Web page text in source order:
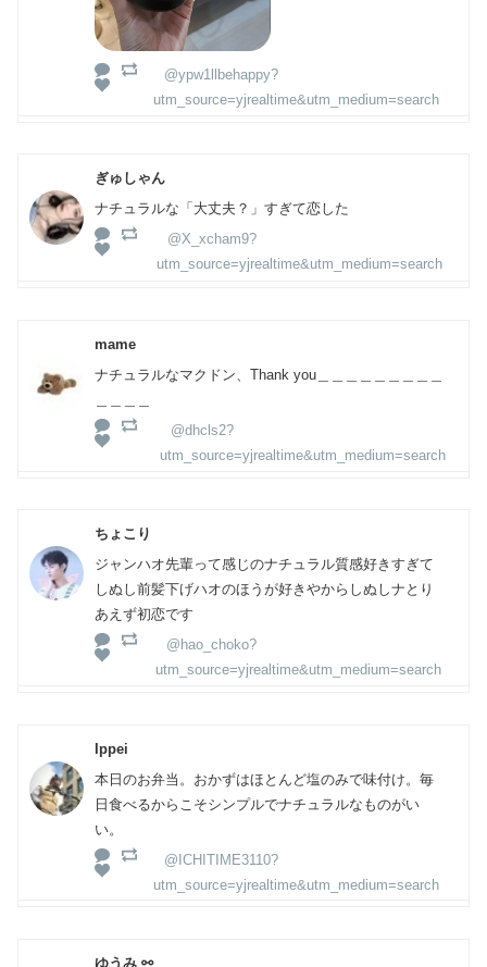
@ypw1llbehappy?
utm_source=yjrealtime&utm_medium=search
ぎゅしゃん
ナチュラルな「大丈夫？」すぎて恋した
@X_xcham9?
utm_source=yjrealtime&utm_medium=search
mame
ナチュラルなマクドン、Thank you＿＿＿＿＿＿＿＿＿
@dhcls2?
utm_source=yjrealtime&utm_medium=search
ちょこり
ジャンハオ先輩って感じのナチュラル質感好きすぎて
しぬし前髪下げハオのほうが好きやからしぬしナとり
あえず初恋です
@hao_choko?
utm_source=yjrealtime&utm_medium=search
Ippei
本日のお弁当。おかずはほとんど塩のみで味付け。毎
日食べるからこそシンプルでナチュラルなものがい
い。
@ICHITIME3110?
utm_source=yjrealtime&utm_medium=search
ゆうみ ⚯̫